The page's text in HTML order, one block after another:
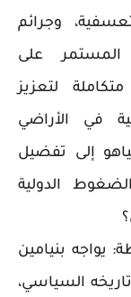
وجرائم
المستمر على
لتعزيز
في الأراضي
إلى تفضيل
الدولية
يواجه بنيامين
السياسي،